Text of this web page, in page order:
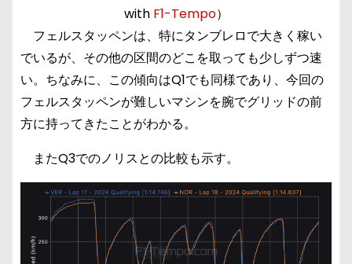
with F1-Tempo）
フェルスタッペンは、特にタンブレロで大きく稼い
でいるが、その他の区間のどこを取っても少しずつ速
い。ちなみに、この傾向はQ1でも同様であり、今回の
フェルスタッペンが難しいマシンを腕でグリッドの前
方に持ってきたことがわかる。
またQ3でのノリスとの比較も示す。